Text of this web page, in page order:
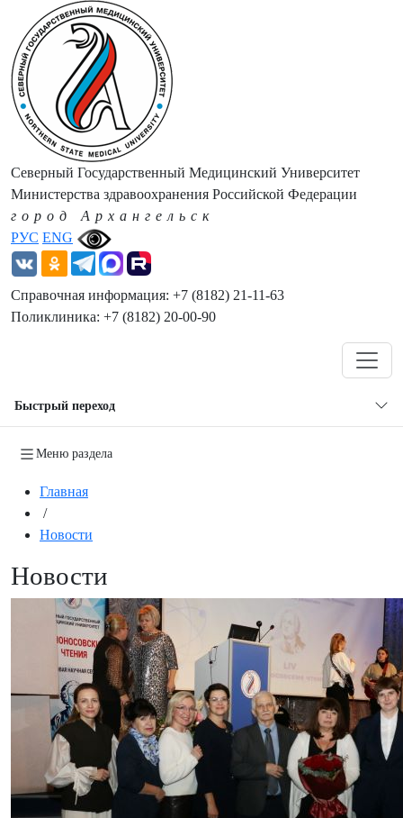
РУС ENG
Северный Государственный Медицинский Университет
Министерства здравоохранения Российской Федерации
город Архангельск
Справочная информация: +7 (8182) 21-11-63
Поликлиника: +7 (8182) 20-00-90
Быстрый переход
Меню раздела
Главная
/
Новости
Новости